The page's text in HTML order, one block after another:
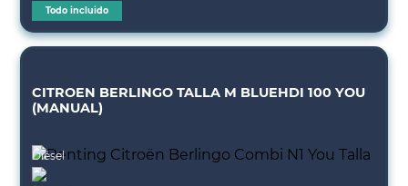
Todo incluido
CITROEN BERLINGO TALLA M BLUEHDI 100 YOU
(MANUAL)
Diésel